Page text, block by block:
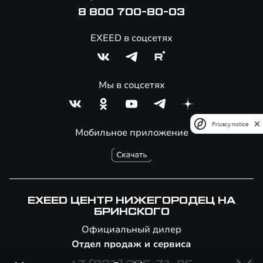
Мобильное приложение
8 800 700-80-03
EXEED в соцсетях
Мы в соцсетях
EXEED ЦЕНТР НИЖЕГОРОДЕЦ НА
БРИНСКОГО
Официальный дилер
Отдел продаж и сервиса
Privacy notice